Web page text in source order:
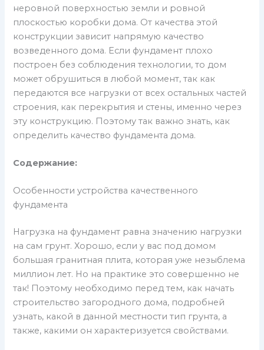
неровной поверхностью земли и ровной
плоскостью коробки дома. От качества этой
конструкции зависит напрямую качество
возведенного дома. Если фундамент плохо
построен без соблюдения технологии, то дом
может обрушиться в любой момент, так как
передаются все нагрузки от всех остальных частей
строения, как перекрытия и стены, именно через
эту конструкцию. Поэтому так важно знать, как
определить качество фундамента дома.
Содержание:
Особенности устройства качественного
фундамента
Нагрузка на фундамент равна значению нагрузки
на сам грунт. Хорошо, если у вас под домом
большая гранитная плита, которая уже незыблема
миллион лет. Но на практике это совершенно не
так! Поэтому необходимо перед тем, как начать
строительство загородного дома, подробней
узнать, какой в данной местности тип грунта, а
также, какими он характеризуется свойствами.